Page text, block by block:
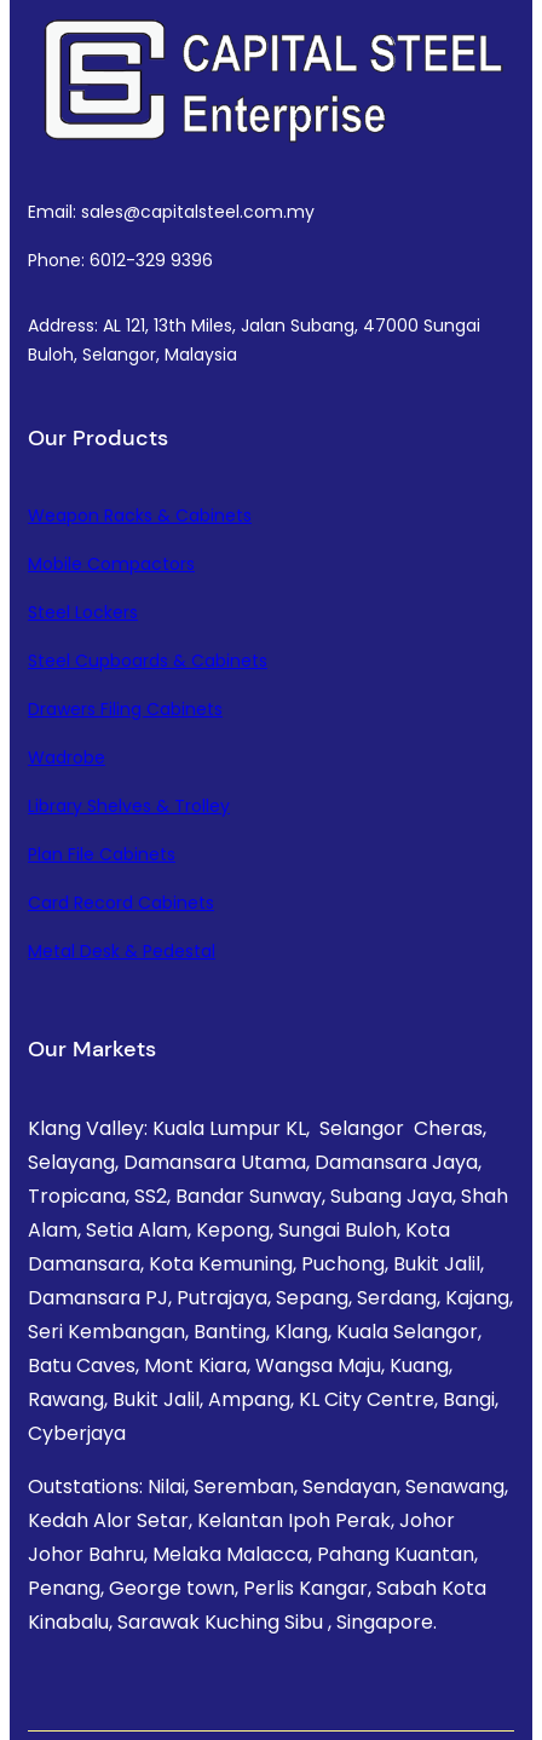
Email: sales@capitalsteel.com.my
Phone: 6012-329 9396
Address: AL 121, 13th Miles, Jalan Subang, 47000 Sungai
Buloh, Selangor, Malaysia
Our Products
Weapon Racks & Cabinets
Mobile Compactors
Steel Lockers
Steel Cupboards & Cabinets
Drawers Filing Cabinets
Wadrobe
Library Shelves & Trolley
Plan File Cabinets
Card Record Cabinets
Metal Desk & Pedestal
Our Markets
Klang Valley: Kuala Lumpur KL, Selangor Cheras,
Selayang, Damansara Utama, Damansara Jaya,
Tropicana, SS2, Bandar Sunway, Subang Jaya, Shah
Alam, Setia Alam, Kepong, Sungai Buloh, Kota
Damansara, Kota Kemuning, Puchong, Bukit Jalil,
Damansara PJ, Putrajaya, Sepang, Serdang, Kajang,
Seri Kembangan, Banting, Klang, Kuala Selangor,
Batu Caves, Mont Kiara, Wangsa Maju, Kuang,
Rawang, Bukit Jalil, Ampang, KL City Centre, Bangi,
Cyberjaya
Outstations: Nilai, Seremban, Sendayan, Senawang,
Kedah Alor Setar, Kelantan Ipoh Perak, Johor
Johor Bahru, Melaka Malacca, Pahang Kuantan,
Penang, George town, Perlis Kangar, Sabah Kota
Kinabalu, Sarawak Kuching Sibu , Singapore.